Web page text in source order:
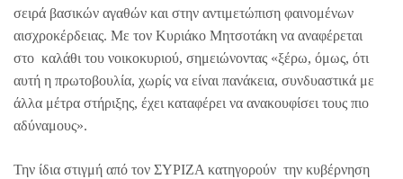
σειρά βασικών αγαθών και στην αντιμετώπιση φαινομένων
αισχροκέρδειας. Με τον Κυριάκο Μητσοτάκη να αναφέρεται
στο καλάθι του νοικοκυριού, σημειώνοντας «ξέρω, όμως, ότι
αυτή η πρωτοβουλία, χωρίς να είναι πανάκεια, συνδυαστικά με
άλλα μέτρα στήριξης, έχει καταφέρει να ανακουφίσει τους πιο
αδύναμους».
Την ίδια στιγμή από τον ΣΥΡΙΖΑ κατηγορούν την κυβέρνηση